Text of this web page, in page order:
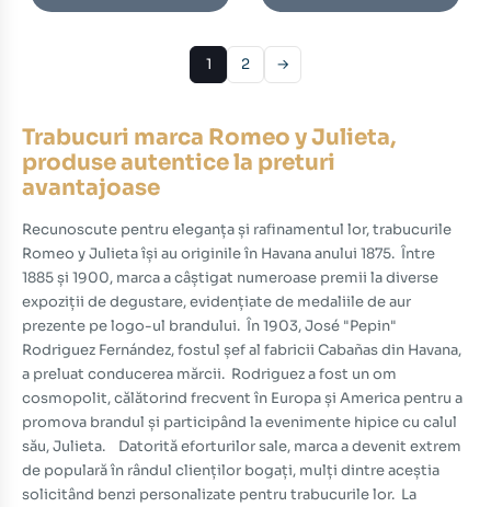
1 2 →
Trabucuri marca Romeo y Julieta,
produse autentice la preturi
avantajoase
Recunoscute pentru eleganța și rafinamentul lor, trabucurile
Romeo y Julieta își au originile în Havana anului 1875. Între
1885 și 1900, marca a câștigat numeroase premii la diverse
expoziții de degustare, evidențiate de medaliile de aur
prezente pe logo-ul brandului. În 1903, José "Pepin"
Rodriguez Fernández, fostul șef al fabricii Cabañas din Havana,
a preluat conducerea mărcii. Rodriguez a fost un om
cosmopolit, călătorind frecvent în Europa și America pentru a
promova brandul și participând la evenimente hipice cu calul
său, Julieta.
Datorită eforturilor sale, marca a devenit extrem
de populară în rândul clienților bogați, mulți dintre aceștia
solicitând benzi personalizate pentru trabucurile lor. La